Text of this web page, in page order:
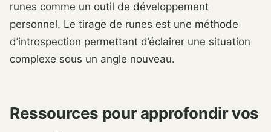
runes comme un outil de développement
personnel. Le tirage de runes est une méthode
d’introspection permettant d’éclairer une situation
complexe sous un angle nouveau.
Ressources pour approfondir vos